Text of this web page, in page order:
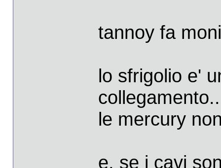
tannoy fa
lo sfrigolio e'
le mercury
e, se i cavi